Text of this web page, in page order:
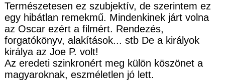
Természetesen ez szubjektív, de szerintem ez
egy hibátlan remekmű. Mindenkinek járt volna
az Oscar ezért a filmért. Rendezés,
forgatókönyv, alakítások... stb De a királyok
királya az Joe P. volt!
Az eredeti szinkronért meg külön köszönet a
magyaroknak, eszméletlen jó lett.